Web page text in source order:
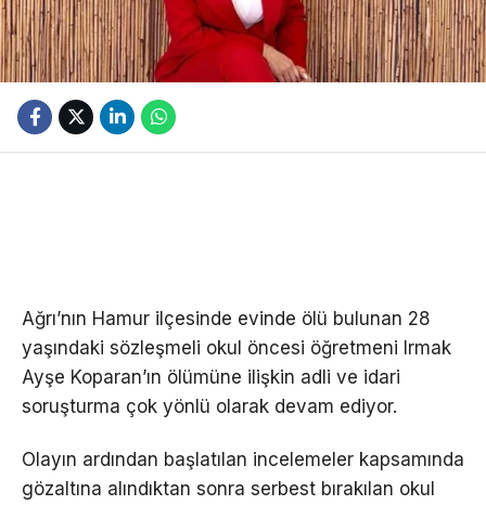
Ağrı’nın Hamur ilçesinde evinde ölü bulunan 28
yaşındaki sözleşmeli okul öncesi öğretmeni Irmak
Ayşe Koparan’ın ölümüne ilişkin adli ve idari
soruşturma çok yönlü olarak devam ediyor.
Olayın ardından başlatılan incelemeler kapsamında
gözaltına alındıktan sonra serbest bırakılan okul